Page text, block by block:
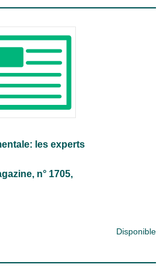
les experts
, n° 1705,
Disponible